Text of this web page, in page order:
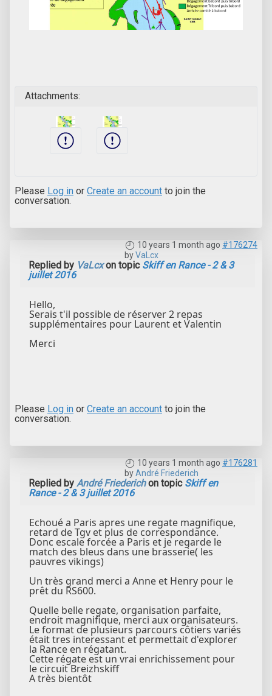
Attachments:
Please Log in or Create an account to join the
conversation.
10 years 1 month ago #176274
byVaLcx
Replied by VaLcxon topic Skiff en Rance - 2 & 3
juillet 2016
Hello,
Serais t'il possible de réserver 2 repas
supplémentaires pour Laurent et Valentin
Merci
Please Log in or Create an account to join the
conversation.
10 years 1 month ago #176281
byAndré Friederich
Replied by André Friederichon topic Skiff en
Rance - 2 & 3 juillet 2016
Echoué a Paris apres une regate magnifique,
retard de Tgv et plus de correspondance.
Donc escale forcée a Paris et je regarde le
match des bleus dans une brasserie( les
pauvres vikings)
Un très grand merci a Anne et Henry pour le
prêt du RS600.
Quelle belle regate, organisation parfaite,
endroit magnifique, merci aux organisateurs.
Le format de plusieurs parcours côtiers variés
était tres interessant et permettait d'explorer
la Rance en régatant.
Cette régate est un vrai enrichissement pour
le circuit Breizhskiff
A très bientôt